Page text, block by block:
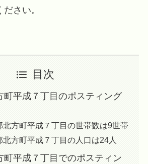
さい。
目次
町平成７丁目のポスティング
北方町平成７丁目の世帯数は9世帯
北方町平成７丁目の人口は24人
町平成７丁目でのポスティン